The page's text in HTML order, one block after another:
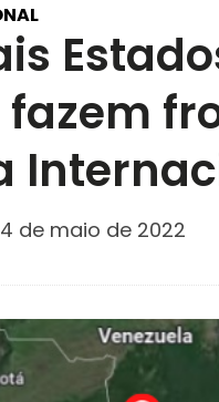
fazem
de maio de 2022